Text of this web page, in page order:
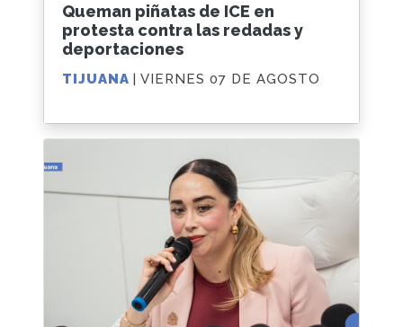
Queman piñatas de ICE en
protesta contra las redadas y
deportaciones
TIJUANA | VIERNES 07 DE AGOSTO